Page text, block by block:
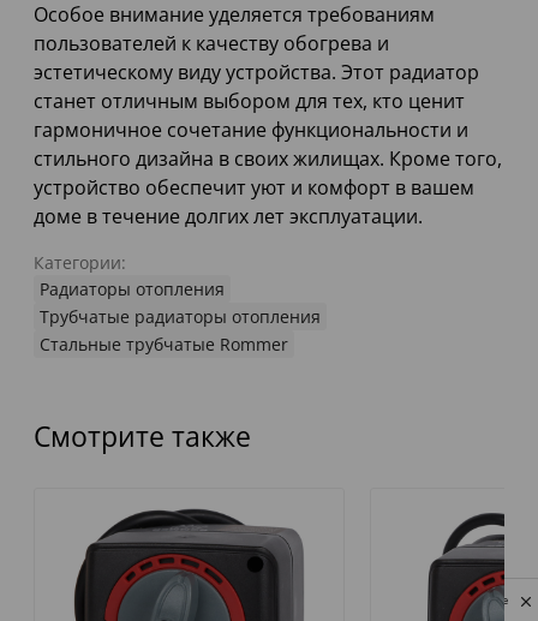
Особое внимание уделяется требованиям
пользователей к качеству обогрева и
эстетическому виду устройства. Этот радиатор
станет отличным выбором для тех, кто ценит
гармоничное сочетание функциональности и
стильного дизайна в своих жилищах. Кроме того,
устройство обеспечит уют и комфорт в вашем
доме в течение долгих лет эксплуатации.
Категории:
Радиаторы отопления
Трубчатые радиаторы отопления
Стальные трубчатые Rommer
Смотрите также
Privacy notice